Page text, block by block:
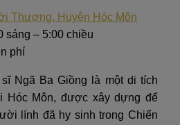
Thượng, Huyện Hóc Môn
sáng – 5:00 chiều
phí
Ngã Ba Giồng là một di tích
Hóc Môn, được xây dựng để
lính đã hy sinh trong Chiến